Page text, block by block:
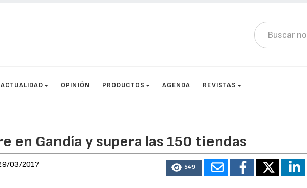
ACTUALIDAD OPINIÓN PRODUCTOS AGENDA REVISTAS
en Gandía y supera las 150 tiendas
03/2017 549